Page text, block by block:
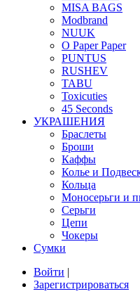
MISA BAGS
Modbrand
NUUK
O Paper Paper
PUNTUS
RUSHEV
TABU
Toxicuties
45 Seconds
УКРАШЕНИЯ
Браслеты
Броши
Каффы
Колье и
Кольца
Моносерьги и
Серьги
Цепи
Чокеры
Сумки
Войти |
Зарегистрироваться